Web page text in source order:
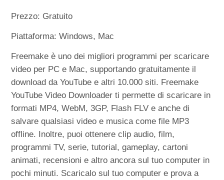
Prezzo: Gratuito
Piattaforma: Windows, Mac
Freemake è uno dei migliori programmi per scaricare
video per PC e Mac, supportando gratuitamente il
download da YouTube e altri 10.000 siti. Freemake
YouTube Video Downloader ti permette di scaricare in
formati MP4, WebM, 3GP, Flash FLV e anche di
salvare qualsiasi video e musica come file MP3
offline. Inoltre, puoi ottenere clip audio, film,
programmi TV, serie, tutorial, gameplay, cartoni
animati, recensioni e altro ancora sul tuo computer in
pochi minuti. Scaricalo sul tuo computer e prova a